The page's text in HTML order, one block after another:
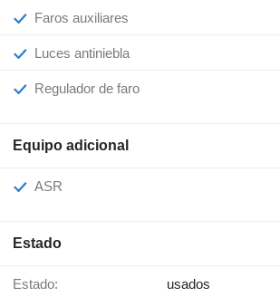
Faros auxiliares
Luces antiniebla
Regulador de faro
Equipo adicional
ASR
Estado
Estado: usados